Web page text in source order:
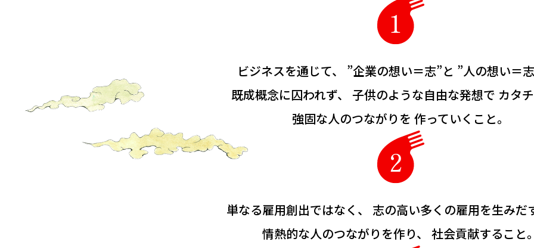
ビジネスを通じて、 ”企業の想い＝志”と ”人の想い＝
既成概念に囚われず、 子供のような自由な発想で カタ
強固な人のつながりを 作っていくこと。
単なる雇用創出ではなく、 志の高い多くの雇用を生みだ
情熱的な人のつながりを作り、 社会貢献すること